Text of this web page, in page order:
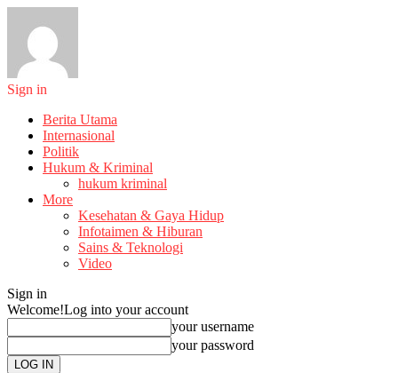
Sign in
Berita Utama
Internasional
Politik
Hukum & Kriminal
hukum kriminal
More
Kesehatan & Gaya Hidup
Infotaimen & Hiburan
Sains & Teknologi
Video
Sign in
Welcome!Log into your account
your username
your password